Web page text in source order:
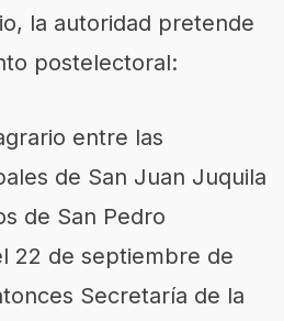
la autoridad pretende
postelectoral:
entre las
de San Juan Juquila
de San Pedro
22 de septiembre de
Secretaría de la